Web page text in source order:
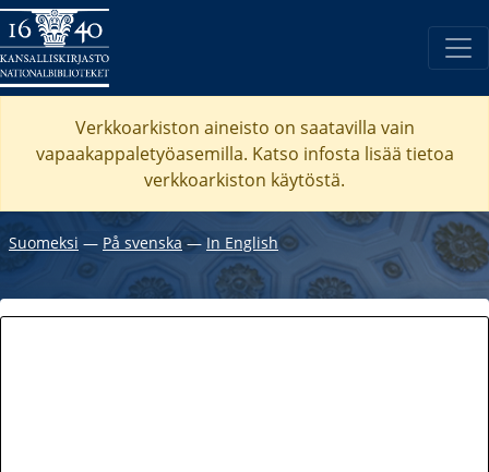
Verkkoarkiston aineisto on saatavilla vain
vapaakappaletyöasemilla. Katso infosta lisää tietoa
verkkoarkiston käytöstä.
Suomeksi ― På svenska ― In English